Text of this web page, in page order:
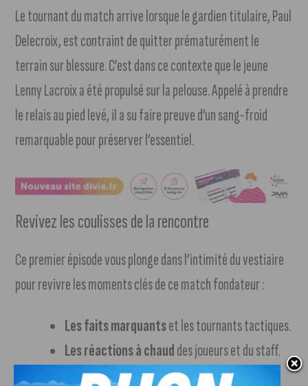
Le tournant du match arrive lorsque le gardien titulaire, Paul
Delecroix, est contraint de quitter prématurément le
terrain sur blessure. C’est dans ce contexte que le jeune
Lenny Lacroix a été propulsé sur la pelouse. Appelé à prendre
le relais au pied levé, il a su faire preuve d’un sang-froid
remarquable pour préserver l’essentiel.
Revivez les coulisses de la rencontre
Ce premier épisode vous plonge dans l’intimité du vestiaire
pour revivre les moments clés de ce match fondateur :
Les faits marquantset les tournants tactiques.
Les réactions à chauddes joueurs et du staff.
L’analyse des enjeuxd’une fin de saison